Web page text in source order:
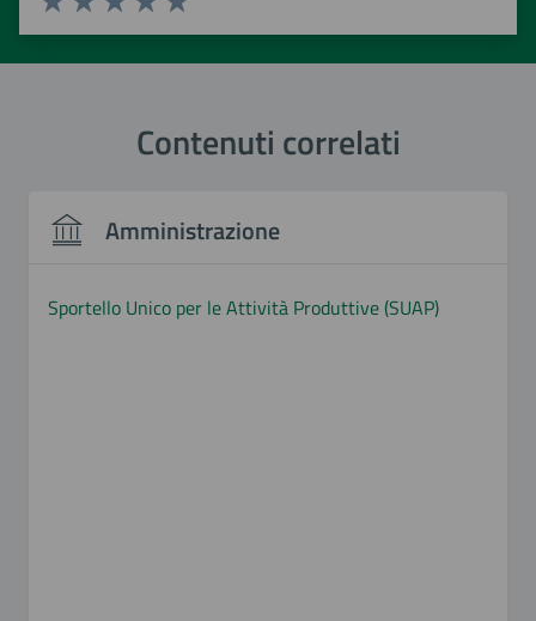
Valuta 5 stelle su 5
Valuta 4 stelle su 5
Valuta 3 stelle su 5
Valuta 2 stelle su 5
Valuta 1 stelle su 5
Contenuti correlati
Amministrazione
Sportello Unico per le Attività Produttive (SUAP)